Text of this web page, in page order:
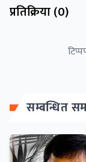
प्रतिक्रिया (0)
सम्बन्धित